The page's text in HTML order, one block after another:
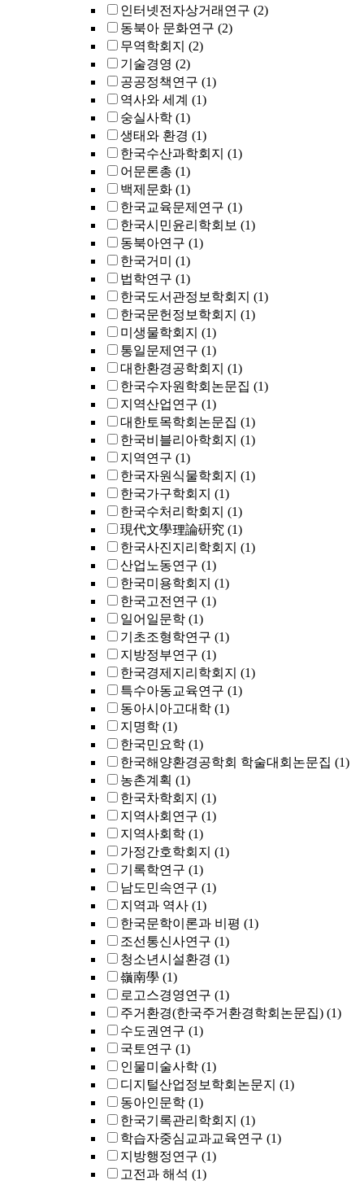
인터넷전자상거래연구 (2)
동북아 문화연구 (2)
무역학회지 (2)
기술경영 (2)
공공정책연구 (1)
역사와 세계 (1)
숭실사학 (1)
생태와 환경 (1)
한국수산과학회지 (1)
어문론총 (1)
백제문화 (1)
한국교육문제연구 (1)
한국시민윤리학회보 (1)
동북아연구 (1)
한국거미
(1)
법학연구 (1)
한국도서관정보학회지 (1)
한국문헌정보학회지 (1)
미생물학회지 (1)
통일문제연구 (1)
대한환경공학회지 (1)
한국수자원학회논문집 (1)
지역산업연구 (1)
대한토목학회논문집 (1)
한국비블리아학회지 (1)
지역연구 (1)
한국자원식물학회지 (1)
한국가구학회지 (1)
한국수처리학회지 (1)
現代文學理論硏究 (1)
한국사진지리학회지 (1)
산업노동연구 (1)
한국미용학회지 (1)
한국고전연구 (1)
일어일문학 (1)
기초조형학연구 (1)
지방정부연구 (1)
한국경제지리학회지 (1)
특수아동교육연구 (1)
동아시아고대학 (1)
지명학 (1)
한국민요학 (1)
한국해양환경공학회 학술대회논문집 (1)
농촌계획 (1)
한국차학회지 (1)
지역사회연구 (1)
지역사회학 (1)
가정간호학회지 (1)
기록학연구 (1)
남도민속연구 (1)
지역과 역사 (1)
한국문학이론과 비평 (1)
조선통신사연구 (1)
청소년시설환경 (1)
嶺南學 (1)
로고스경영연구 (1)
주거환경(한국주거환경학회논문집) (1)
수도권연구 (1)
국토연구 (1)
인물미술사학 (1)
디지털산업정보학회논문지 (1)
동아인문학 (1)
한국기록관리학회지 (1)
학습자중심교과교육연구 (1)
지방행정연구 (1)
고전과 해석 (1)